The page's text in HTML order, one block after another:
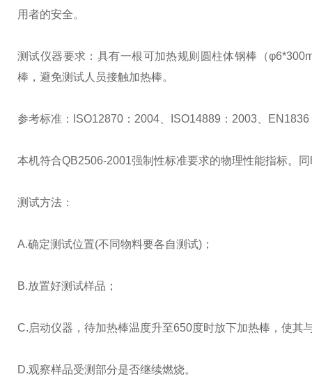
用者的安全。
测试仪器要求：具有一根可加热规则圆柱体钢棒（
棒，避免测试人员接触加热棒。
参考标准：ISO12870：2004、ISO14889：2003、
本机符合QB2506-2001强制性标准要求的物理性能指标。
测试方法：
A.确定测试位置(不同物料要各自测试)；
B.放置好测试样品；
C.启动仪器，待加热棒温度升至650度时放下加热棒，使其
D.观察样品受测部分是否继续燃烧。